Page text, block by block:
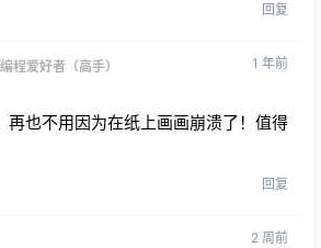
回复
程爱好者（高手）
1 年前
再也不用因为在纸上画画崩溃了！值得
回复
2 周前